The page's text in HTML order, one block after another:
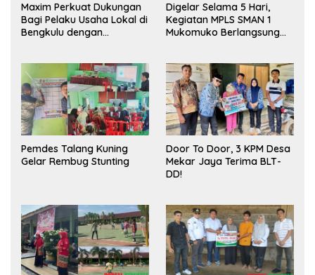
Maxim Perkuat Dukungan
Bagi Pelaku Usaha Lokal di
Bengkulu dengan
Pasar
Digelar Selama 5 Hari,
Kegiatan MPLS SMAN 1
Mukomuko Berlangsung
Pemdes Talang Kuning
Gelar Rembug Stunting
Door To Door, 3 KPM Desa
Mekar Jaya Terima BLT-
DD!